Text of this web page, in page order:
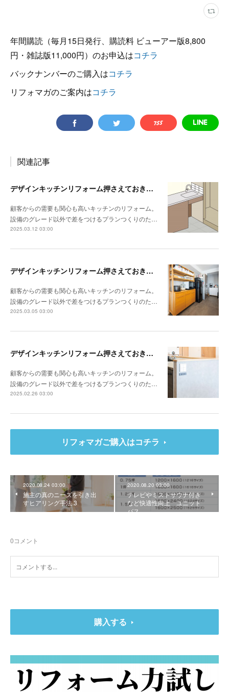
年間購読（毎月15日発行、購読料 ビューアー版8,800
円・雑誌版11,000円）のお申込はコチラ
バックナンバーのご購入はコチラ
リフォマガのご案内はコチラ
関連記事
デザインキッチンリフォーム押さえておきたい3か条 《その3》設備以外の使い勝手・デザイン性
顧客からの需要も関心も高いキッチンのリフォーム。
設備のグレード以外で差をつけるプランつくりのた…
2025.03.12 03:00
デザインキッチンリフォーム押さえておきたい3か条 《その2》収納の計画をたてる
顧客からの需要も関心も高いキッチンのリフォーム。
設備のグレード以外で差をつけるプランつくりのた…
2025.03.05 03:00
デザインキッチンリフォーム押さえておきたい3か条 《その1》低予算でもできる納まりの工夫
顧客からの需要も関心も高いキッチンのリフォーム。
設備のグレード以外で差をつけるプランつくりのた…
2025.02.26 03:00
リフォマガご購入はコチラ
2020.08.24 03:00
施主の真のニーズを引き出
すヒアリング手法 3
2020.08.20 03:00
テレビやミストサウナ付き
など快適性向上 ユニット
バス
0コメント
購入する